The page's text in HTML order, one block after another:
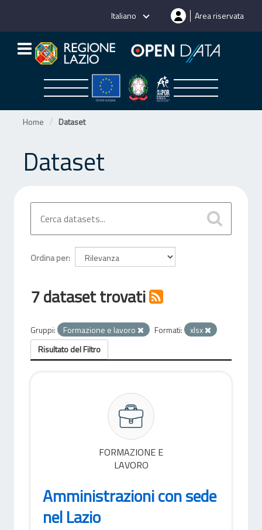
Italiano Area riservata
Home Dataset
Dataset
Ordina per
7 dataset trovati
Gruppi: Formazione e lavoro Formati:
xlsx
Risultato del Filtro
FORMAZIONE E
LAVORO
Amministrazioni con sede
nel Lazio